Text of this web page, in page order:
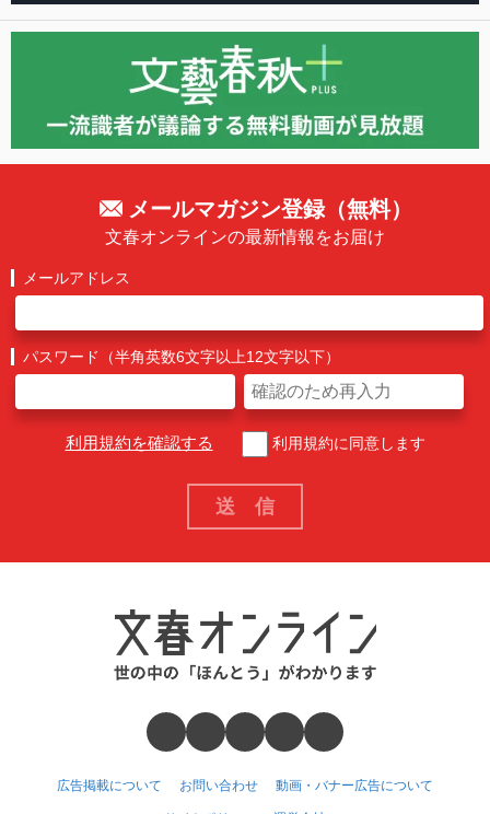
メールマガジン登録（無料）
文春オンラインの最新情報をお届け
メールアドレス
パスワード（半角英数6文字以上12文字以下）
利用規約を確認する 利用規約に同意します
広告掲載について お問い合わせ 動画・バナー広告について